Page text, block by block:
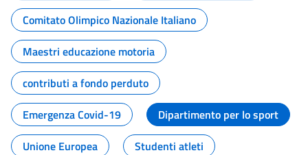
Comitato Olimpico Nazionale Italiano
Maestri educazione motoria
contributi a fondo perduto
Emergenza Covid-19
Dipartimento per lo sport
Unione Europea
Studenti atleti